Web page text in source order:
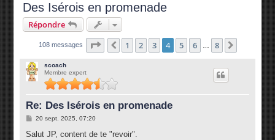
Des Isérois en promenade
Répondre
108 messages Page sur8
Précédente
1 2 3 4 5 6 8
scoach
Membre expert
Re: Des Isérois en promenade
M
s
20 sept. 2025, 07:20
Salut JP, content de te "revoir".